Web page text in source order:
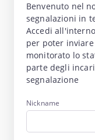
Benvenuto nel
segnalazioni in
Accedi
per poter
monitorato lo
parte degli
segnalazione
Nickname